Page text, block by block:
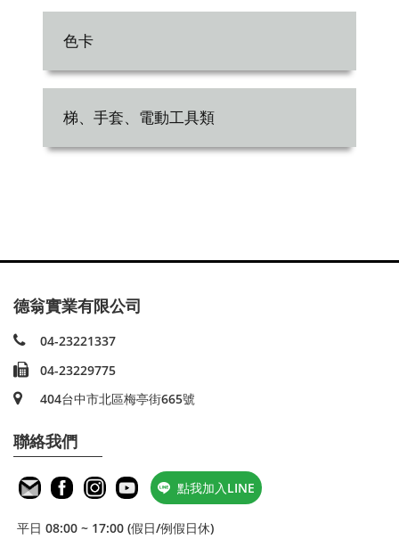
色卡
梯、手套、電動工具類
德翁實業有限公司
04-23221337
04-23229775
404台中市北區梅亭街665號
聯絡我們
點我加入LINE
平日 08:00 ~ 17:00 (假日/例假日休)